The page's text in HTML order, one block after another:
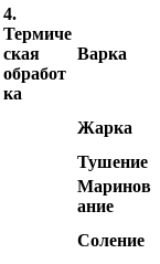
4.
Термиче
ская
обработ
ка
Варка
Жарка
Тушение
Маринов
ание
Соление